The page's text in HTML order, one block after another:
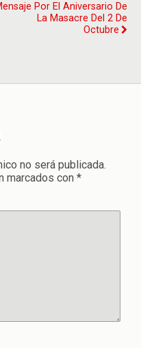
Por El Aniversario De
La Masacre Del 2 De
Octubre
no será publicada.
marcados con *